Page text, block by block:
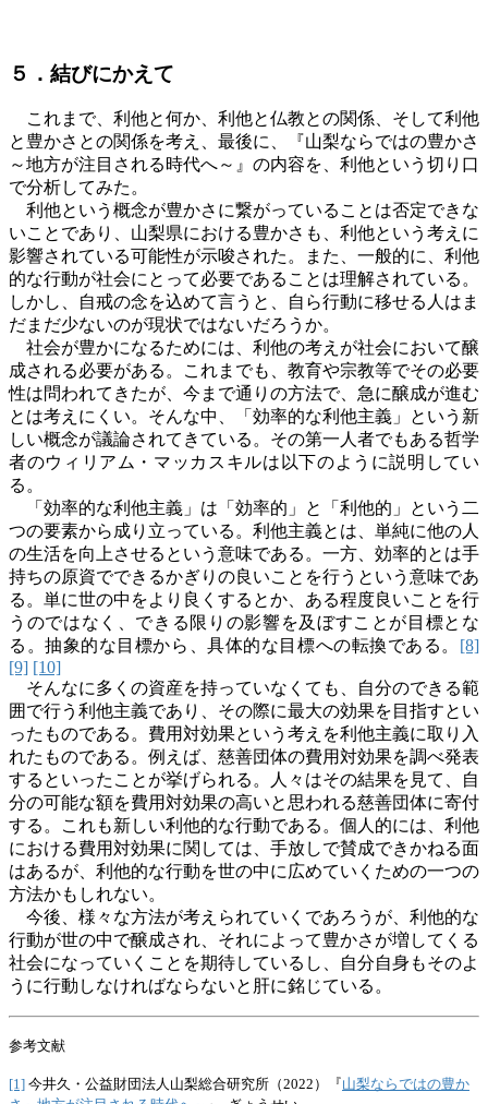
５．結びにかえて
これまで、利他と何か、利他と仏教との関係、そして利他
と豊かさとの関係を考え、最後に、『山梨ならではの豊かさ
～地方が注目される時代へ～』の内容を、利他という切り口
で分析してみた。
利他という概念が豊かさに繋がっていることは否定できな
いことであり、山梨県における豊かさも、利他という考えに
影響されている可能性が示唆された。また、一般的に、利他
的な行動が社会にとって必要であることは理解されている。
しかし、自戒の念を込めて言うと、自ら行動に移せる人はま
だまだ少ないのが現状ではないだろうか。
社会が豊かになるためには、利他の考えが社会において醸
成される必要がある。これまでも、教育や宗教等でその必要
性は問われてきたが、今まで通りの方法で、急に醸成が進む
とは考えにくい。そんな中、「効率的な利他主義」という新
しい概念が議論されてきている。その第一人者でもある哲学
者のウィリアム・マッカスキルは以下のように説明してい
る。
「効率的な利他主義」は「効率的」と「利他的」という二
つの要素から成り立っている。利他主義とは、単純に他の人
の生活を向上させるという意味である。一方、効率的とは手
持ちの原資でできるかぎりの良いことを行うという意味であ
る。単に世の中をより良くするとか、ある程度良いことを行
うのではなく、できる限りの影響を及ぼすことが目標とな
る。抽象的な目標から、具体的な目標への転換である。 [8]
[9] [10]
そんなに多くの資産を持っていなくても、自分のできる範
囲で行う利他主義であり、その際に最大の効果を目指すとい
ったものである。費用対効果という考えを利他主義に取り入
れたものである。例えば、慈善団体の費用対効果を調べ発表
するといったことが挙げられる。人々はその結果を見て、自
分の可能な額を費用対効果の高いと思われる慈善団体に寄付
する。これも新しい利他的な行動である。個人的には、利他
における費用対効果に関しては、手放しで賛成できかねる面
はあるが、利他的な行動を世の中に広めていくための一つの
方法かもしれない。
今後、様々な方法が考えられていくであろうが、利他的な
行動が世の中で醸成され、それによって豊かさが増してくる
社会になっていくことを期待しているし、自分自身もそのよ
うに行動しなければならないと肝に銘じている。
参考文献
[1] 今井久・公益財団法人山梨総合研究所（2022）『山梨ならではの豊か